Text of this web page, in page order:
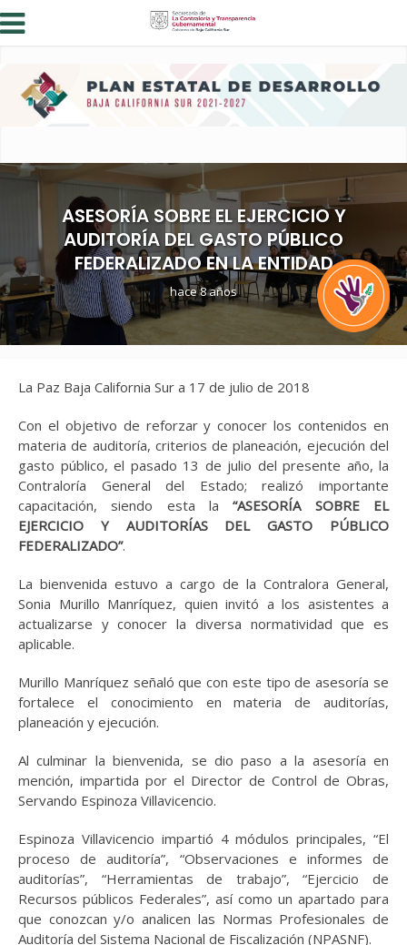
ASESORÍA SOBRE EL EJERCICIO Y
AUDITORÍA DEL GASTO PÚBLICO
FEDERALIZADO EN LA ENTIDAD
hace 8 años
La Paz Baja California Sur a 17 de julio de 2018
Con el objetivo de reforzar y conocer los contenidos en
materia de auditoría, criterios de planeación, ejecución del
gasto público, el pasado 13 de julio del presente año, la
Contraloría General del Estado; realizó importante
capacitación, siendo esta la“ASESORÍA SOBRE EL
EJERCICIO Y AUDITORÍAS DEL GASTO PÚBLICO
FEDERALIZADO”.
La bienvenida estuvo a cargo de la Contralora General,
Sonia Murillo Manríquez, quien invitó a los asistentes a
actualizarse y conocer la diversa normatividad que es
aplicable.
Murillo Manríquez señaló que con este tipo de asesoría se
fortalece el conocimiento en materia de auditorías,
planeación y ejecución.
Al culminar la bienvenida, se dio paso a la asesoría en
mención, impartida por el Director de Control de Obras,
Servando Espinoza Villavicencio.
Espinoza Villavicencio impartió 4 módulos principales, “El
proceso de auditoría”, “Observaciones e informes de
auditorías”, “Herramientas de trabajo”, “Ejercicio de
Recursos públicos Federales”, así como un apartado para
que conozcan y/o analicen las Normas Profesionales de
Auditoría del Sistema Nacional de Fiscalización (NPASNF).